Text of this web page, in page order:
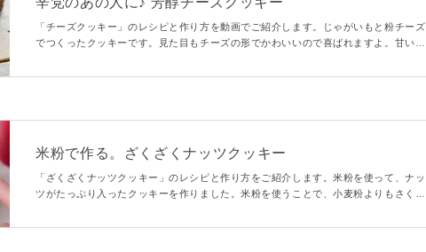
「チーズクッキー」のレシピと作り方を動画でご紹介します。じゃがいもと粉チーズ
でつくったクッキーです。見た目もチーズの形でかわいいので喜ばれますよ。甘いも
米粉で作る。ざくざくナッツクッキー
「ざくざくナッツクッキー」のレシピと作り方をご紹介します。米粉を使って、ナッ
ツがたっぷり入ったクッキーを作りました。米粉を使うことで、小麦粉よりもさくさ
に作れるひと品ですよ♪